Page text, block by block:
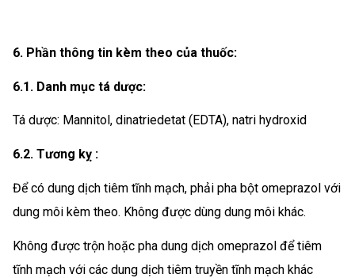
6. Phần thông tin kèm theo của thuốc:
6.1. Danh mục tá dược:
Tá dược: Mannitol, dinatriedetat (EDTA), natri hydroxid
6.2. Tương kỵ :
Để có dung dịch tiêm tĩnh mạch, phải pha bột omeprazol với
dung môi kèm theo. Không được dùng dung môi khác.
Không được trộn hoặc pha dung dịch omeprazol để tiêm
tĩnh mạch với các dung dịch tiêm truyền tĩnh mạch khác